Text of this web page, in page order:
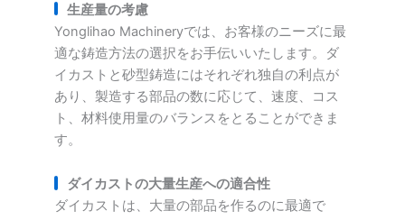
生産量の考慮
Yonglihao Machineryでは、お客様のニーズに最
適な鋳造方法の選択をお手伝いいたします。ダ
イカストと砂型鋳造にはそれぞれ独自の利点が
あり、製造する部品の数に応じて、速度、コス
ト、材料使用量のバランスをとることができま
す。
ダイカストの大量生産への適合性
ダイカストは、大量の部品を作るのに最適で